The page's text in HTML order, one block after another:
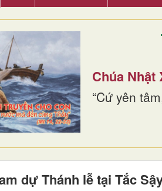
Chúa Nhật
“Cứ yên
dự Thánh lễ tại Tắc